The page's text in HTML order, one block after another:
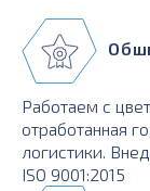
Работаем с
отработанная
логистики.
ISO 9001:2015